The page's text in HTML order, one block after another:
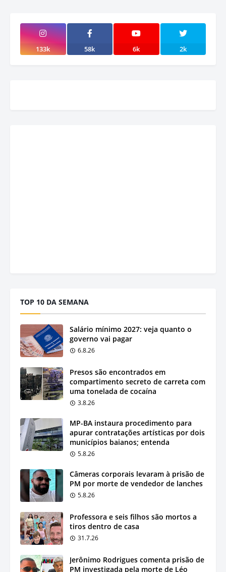
133k 58k 6k 2k
TOP 10 DA SEMANA
Salário mínimo 2027: veja quanto o
governo vai pagar
6.8.26
Presos são encontrados em
compartimento secreto de carreta com
uma tonelada de cocaína
3.8.26
MP-BA instaura procedimento para
apurar contratações artísticas por dois
municípios baianos; entenda
5.8.26
Câmeras corporais levaram à prisão de
PM por morte de vendedor de lanches
5.8.26
Professora e seis filhos são mortos a
tiros dentro de casa
31.7.26
Jerônimo Rodrigues comenta prisão de
PM investigada pela morte de Léo